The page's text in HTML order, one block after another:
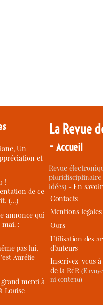
Un
et
!
de ce
(…)
annonce qui
mail :
pas lui,
Aurélie
merci à
Louise
La Revue
-Accueil
Revue
idées) -En
Contacts
Mentions légales
Ours
Utilisation des
d’auteurs
Inscrivez-vous
de la RdR
ni contenu)